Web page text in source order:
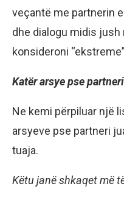
veçantë me partnerin
dhe dialogu midis
konsideroni
Katër arsye pse
Ne kemi përpiluar një
arsyeve pse partneri
tuaja.
Këtu janë shkaqet më